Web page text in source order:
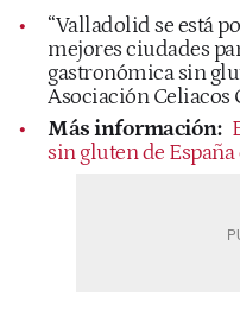
“Valladolid se está
mejores ciudades
gastronómica sin
Asociación Celiacos
Más información:
sin gluten de